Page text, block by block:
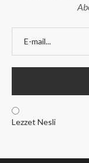
Lezzet Nesli